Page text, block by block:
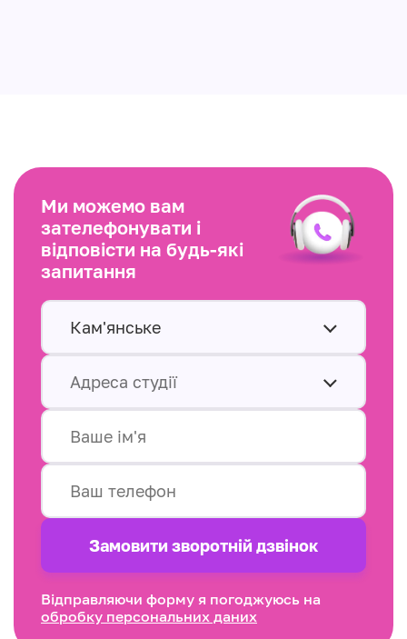
Ми можемо вам
зателефонувати і
відповісти на будь-які
запитання
Кам'янське
Адреса студії
Замовити зворотнiй дзвінок
Відправляючи форму я погоджуюсь на
обробку персональних даних